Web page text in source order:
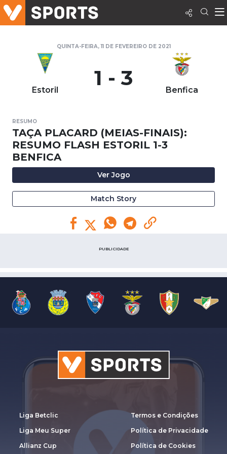
QUINTA-FEIRA, 11 DE FEVEREIRO DE 2021
Estoril 1 - 3 Benfica
RESUMO
TAÇA PLACARD (MEIAS-FINAIS):
RESUMO FLASH ESTORIL 1-3
BENFICA
Ver Jogo
Match Story
PUBLICIDADE
Liga Betclic
Liga Meu Super
Allianz Cup
Termos e Condições
Política de Privacidade
Política de Cookies